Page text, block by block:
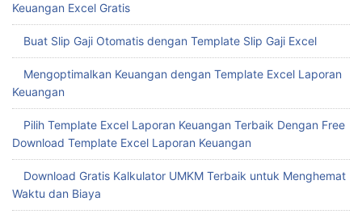
Keuangan Excel Gratis
Buat Slip Gaji Otomatis dengan Template Slip Gaji Excel
Mengoptimalkan Keuangan dengan Template Excel Laporan
Keuangan
Pilih Template Excel Laporan Keuangan Terbaik Dengan Free
Download Template Excel Laporan Keuangan
Download Gratis Kalkulator UMKM Terbaik untuk Menghemat
Waktu dan Biaya